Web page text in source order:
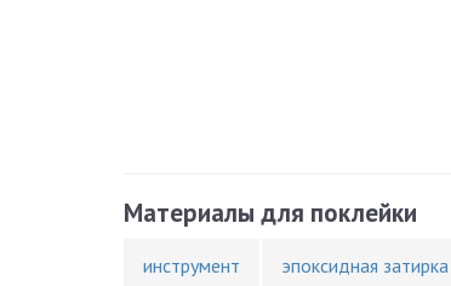
Материалы для поклейки
инструмент эпоксидная затирка